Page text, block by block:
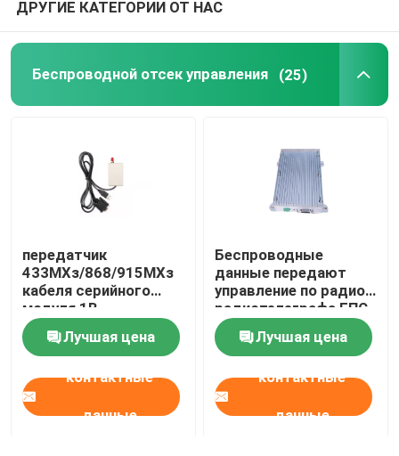
Конвертер ДА ОБЪЯВЛЕНИЯ
Интерфейс машины HMI человеческий
Регулятор логики PLC Programmable
ДРУГИЕ КАТЕГОРИИ ОТ НАС
Беспроводной отсек управления (25)
передатчик
433МХз/868/915МХз
кабеля серийного
модуля 1В
беспроводной с
пластиковым
приложением РС232
Лучшая цена
контактные
данные
Беспроводные
данные передают
управление по радио
радиотелеграфа ГПС
модуля морского
пехотинца передачи
данных 20км модема
150МХз
Лучшая цена
контактные
данные